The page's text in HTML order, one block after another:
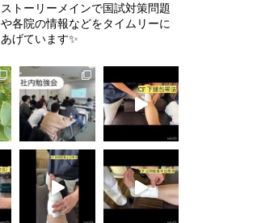
ストーリーメインで国試対策問題
や各院の情報などをタイムリーに
あげています✨